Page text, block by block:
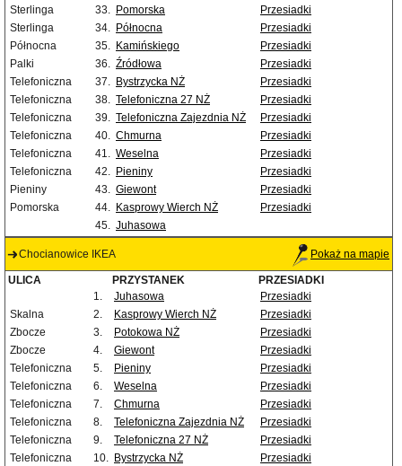
Sterlinga 33. Pomorska
Przesiadki
Sterlinga
34. Północna
Przesiadki
Północna
35. Kamińskiego
Przesiadki
Palki
36. Źródłowa
Przesiadki
Telefoniczna
37. Bystrzycka NŻ
Przesiadki
Telefoniczna
38. Telefoniczna 27 NŻ
Przesiadki
Telefoniczna
39. Telefoniczna Zajezdnia NŻ
Przesiadki
Telefoniczna
40. Chmurna
Przesiadki
Telefoniczna
41. Weselna
Przesiadki
Telefoniczna
42. Pieniny
Przesiadki
Pieniny
43. Giewont
Przesiadki
Pomorska
44. Kasprowy Wierch NŻ
Przesiadki
45. Juhasowa
Chocianowice IKEA Pokaż na mapie
ULICA PRZYSTANEK
PRZESIADKI
1.
Juhasowa
Przesiadki
Skalna
2. Kasprowy Wierch NŻ
Przesiadki
Zbocze
3. Potokowa NŻ
Przesiadki
Zbocze
4. Giewont
Przesiadki
Telefoniczna
5. Pieniny
Przesiadki
Telefoniczna
6. Weselna
Przesiadki
Telefoniczna
7. Chmurna
Przesiadki
Telefoniczna
8. Telefoniczna Zajezdnia NŻ
Przesiadki
Telefoniczna
9. Telefoniczna 27 NŻ
Przesiadki
Telefoniczna
10. Bystrzycka NŻ
Przesiadki